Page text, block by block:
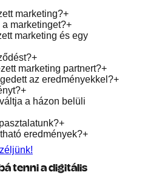
marketing?+
marketinget?+
marketing és egy
+
marketing partnert?+
az eredményekkel?+
+
a házon belüli
+
eredmények?+
tenni a digitális